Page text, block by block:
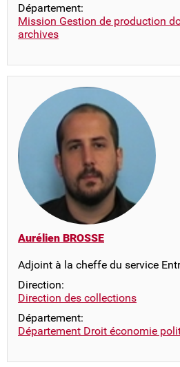
Département:
Mission Gestion de production
archives
Aurélien BROSSE
Adjoint à la cheffe du service
Direction:
Direction des collections
Département:
Département Droit économie